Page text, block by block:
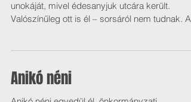
unokáját, mivel édesanyjuk utcára került.
Valószínűleg ott is él – sorsáról nem tudnak.
Anikó néni